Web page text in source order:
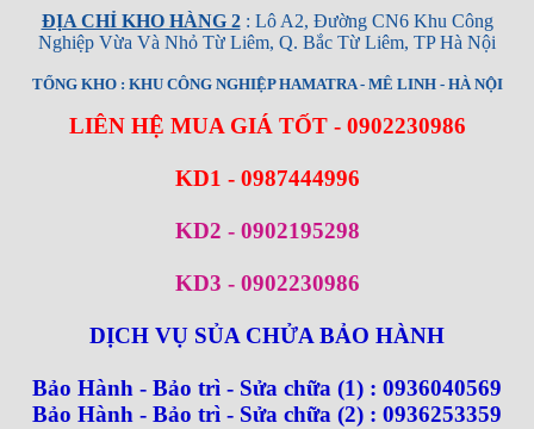
ĐỊA CHỈ KHO HÀNG 2: Lô A2, Đường CN6 Khu Công
Nghiệp Vừa Và Nhỏ Từ Liêm, Q. Bắc Từ Liêm, TP Hà Nội
TỔNG KHO : KHU CÔNG NGHIỆP HAMATRA - MÊ LINH - HÀ NỘI
LIÊN HỆ MUA GIÁ TỐT - 0902230986
KD1 - 0987444996
KD2 - 0902195298
KD3 - 0902230986
DỊCH VỤ SỦA CHỬA BẢO HÀNH
Bảo Hành - Bảo trì - Sửa chữa (1) : 0936040569
Bảo Hành - Bảo trì - Sửa chữa (2) : 0936253359